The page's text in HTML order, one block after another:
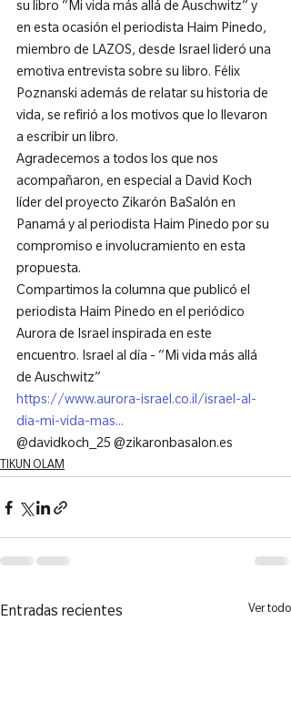
su libro “Mi vida más allá de Auschwitz” y
en esta ocasión el periodista Haim Pinedo,
miembro de LAZOS, desde Israel lideró una
emotiva entrevista sobre su libro. Félix
Poznanski además de relatar su historia de
vida, se refirió a los motivos que lo llevaron
a escribir un libro.
Agradecemos a todos los que nos
acompañaron, en especial a David Koch
líder del proyecto Zikarón BaSalón en
Panamá y al periodista Haim Pinedo por su
compromiso e involucramiento en esta
propuesta.
Compartimos la columna que publicó el
periodista Haim Pinedo en el periódico
Aurora de Israel inspirada en este
encuentro. Israel al día - “Mi vida más allá
de Auschwitz”
https://www.aurora-israel.co.il/israel-al-
dia-mi-vida-mas...
@davidkoch_25 @zikaronbasalon.es
TIKUN OLAM
Entradas recientes Ver todo